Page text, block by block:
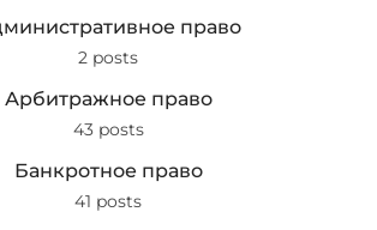
право
2 posts
Арбитражное право
43 posts
Банкротное право
41 posts